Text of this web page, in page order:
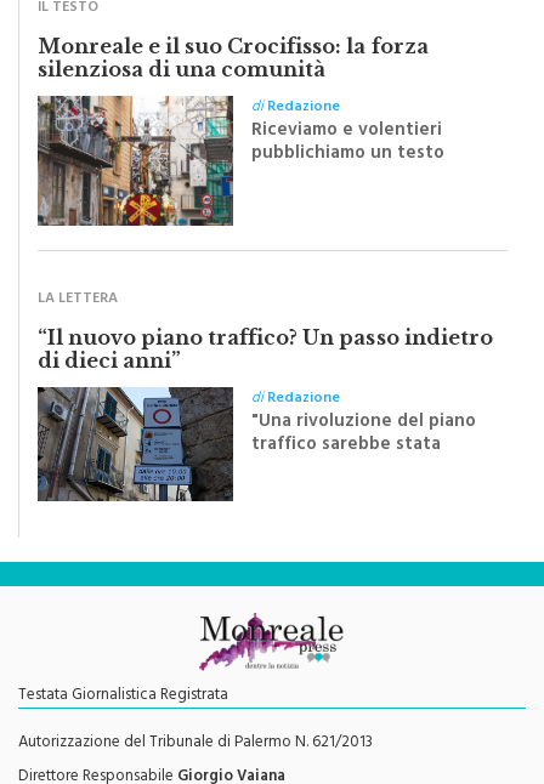
Monreale e il suo Crocifisso: la forza
silenziosa di una comunità
diRedazione
Riceviamo e volentieri
pubblichiamo un testo
inviato dalla scrittrice
monrealese Mariella
“Il nuovo piano traffico? Un passo indietro
di dieci anni”
"Una rivoluzione del piano
traffico sarebbe stata
efficace se preceduta da
una rivoluzione culturale"
Testata Giornalistica Registrata
Autorizzazione del Tribunale di Palermo N. 621/2013
Direttore ResponsabileGiorgio Vaiana
Contatti e info